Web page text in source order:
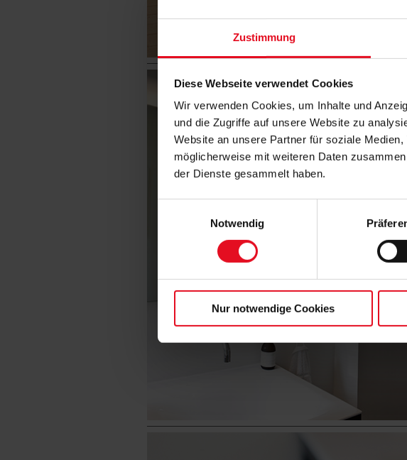
Zustimmung
Diese Webseite verwendet Cookies
Wir verwenden Cookies, um Inhalte und
und die Zugriffe auf unsere Website zu
Website an unsere Partner für soziale
möglicherweise mit weiteren Daten
der Dienste gesammelt haben.
Notwendig
Nur notwendige Cookies